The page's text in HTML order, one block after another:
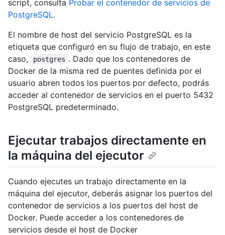
script, consulta Probar el contenedor de servicios de
PostgreSQL.
El nombre de host del servicio PostgreSQL es la
etiqueta que configuró en su flujo de trabajo, en este
caso,
postgres . Dado que los contenedores de
Docker de la misma red de puentes definida por el
usuario abren todos los puertos por defecto, podrás
acceder al contenedor de servicios en el puerto 5432
PostgreSQL predeterminado.
Ejecutar trabajos directamente en
la máquina del ejecutor
Cuando ejecutes un trabajo directamente en la
máquina del ejecutor, deberás asignar los puertos del
contenedor de servicios a los puertos del host de
Docker. Puede acceder a los contenedores de
servicios desde el host de Docker